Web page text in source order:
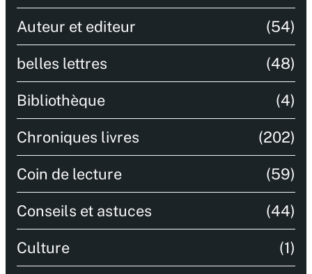
Auteur et editeur (54)
belles lettres (48)
Bibliothèque (4)
Chroniques livres (202)
Coin de lecture (59)
Conseils et astuces (44)
Culture (1)